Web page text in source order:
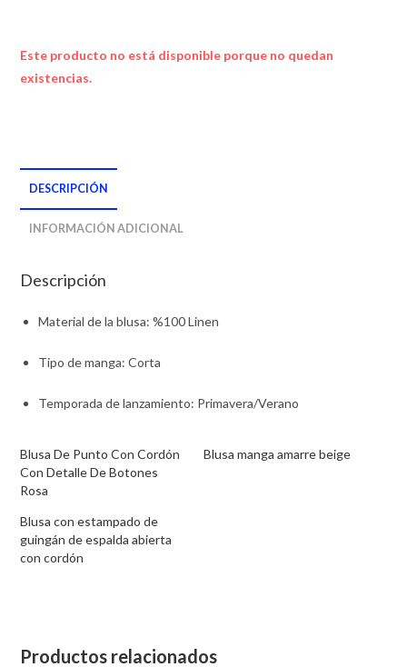
Este producto no está disponible porque no quedan
existencias.
DESCRIPCIÓN
INFORMACIÓN ADICIONAL
Descripción
Material de la blusa: %100 Linen
Tipo de manga: Corta
Temporada de lanzamiento: Primavera/Verano
Blusa De Punto Con Cordón
Con Detalle De Botones
Rosa
Blusa manga amarre beige
Blusa con estampado de
guingán de espalda abierta
con cordón
Productos relacionados